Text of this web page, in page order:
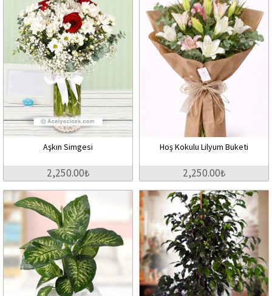
Aşkın Simgesi
2,250.00₺
Hoş Kokulu Lilyum Buketi
2,250.00₺